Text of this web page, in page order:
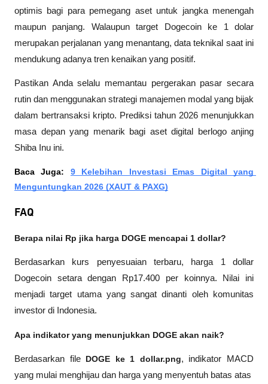
optimis bagi para pemegang aset untuk jangka menengah
maupun panjang. Walaupun target Dogecoin ke 1 dolar
merupakan perjalanan yang menantang, data teknikal saat ini
mendukung adanya tren kenaikan yang positif.
Pastikan Anda selalu memantau pergerakan pasar secara
rutin dan menggunakan strategi manajemen modal yang bijak
dalam bertransaksi kripto. Prediksi tahun 2026 menunjukkan
masa depan yang menarik bagi aset digital berlogo anjing
Shiba Inu ini.
Baca Juga: 9 Kelebihan Investasi Emas Digital yang
Menguntungkan 2026 (XAUT & PAXG)
FAQ
Berapa nilai Rp jika harga DOGE mencapai 1 dollar?
Berdasarkan kurs penyesuaian terbaru, harga 1 dollar
Dogecoin setara dengan Rp17.400 per koinnya. Nilai ini
menjadi target utama yang sangat dinanti oleh komunitas
investor di Indonesia.
Apa indikator yang menunjukkan DOGE akan naik?
Berdasarkan file DOGE ke 1 dollar.png, indikator MACD
yang mulai menghijau dan harga yang menyentuh batas atas